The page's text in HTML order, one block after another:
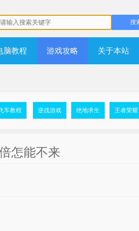
脑教程 游戏攻略 关于本站
车教程 逆战游戏 绝地求生 王者荣耀
怎能不来